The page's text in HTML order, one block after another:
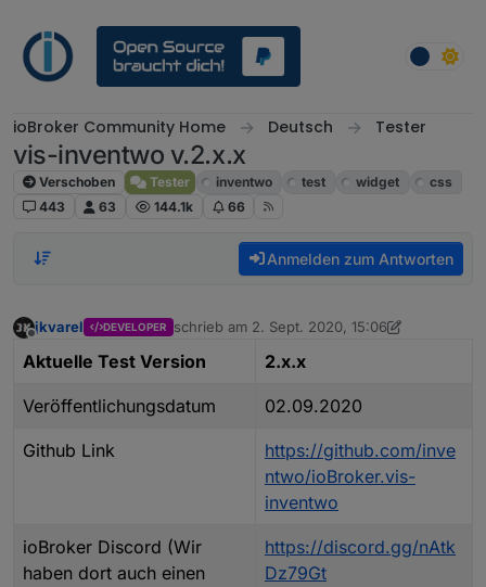
ioBroker Community Home Deutsch Tester
vis-inventwo v.2.x.x
Verschoben Tester inventwo test widget
css
443
63 144.1k 66
Anmelden zum Antworten
jkvarel DEVELOPER schrieb am 2. Sept. 2020, 15:06
zuletzt editiert von jkvarel
Aktuelle Test Version 2.x.x
Veröffentlichungsdatum 02.09.2020
Github Link
https://github.com/inve
ntwo/ioBroker.vis-
inventwo
ioBroker Discord (Wir
haben dort auch einen
https://discord.gg/nAtk
Dz79Gt